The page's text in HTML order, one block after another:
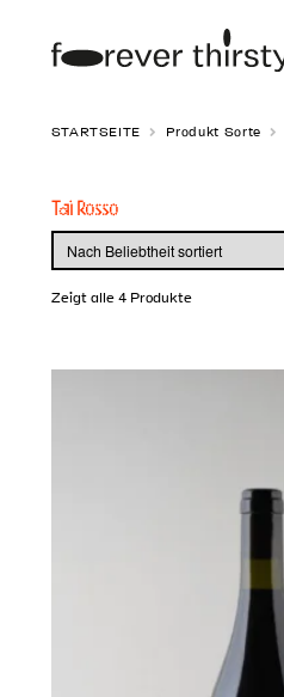
Zur
Zum
STARTSEITE Produkt Sorte
Tai Rosso
Zeigt alle 4 Produkte